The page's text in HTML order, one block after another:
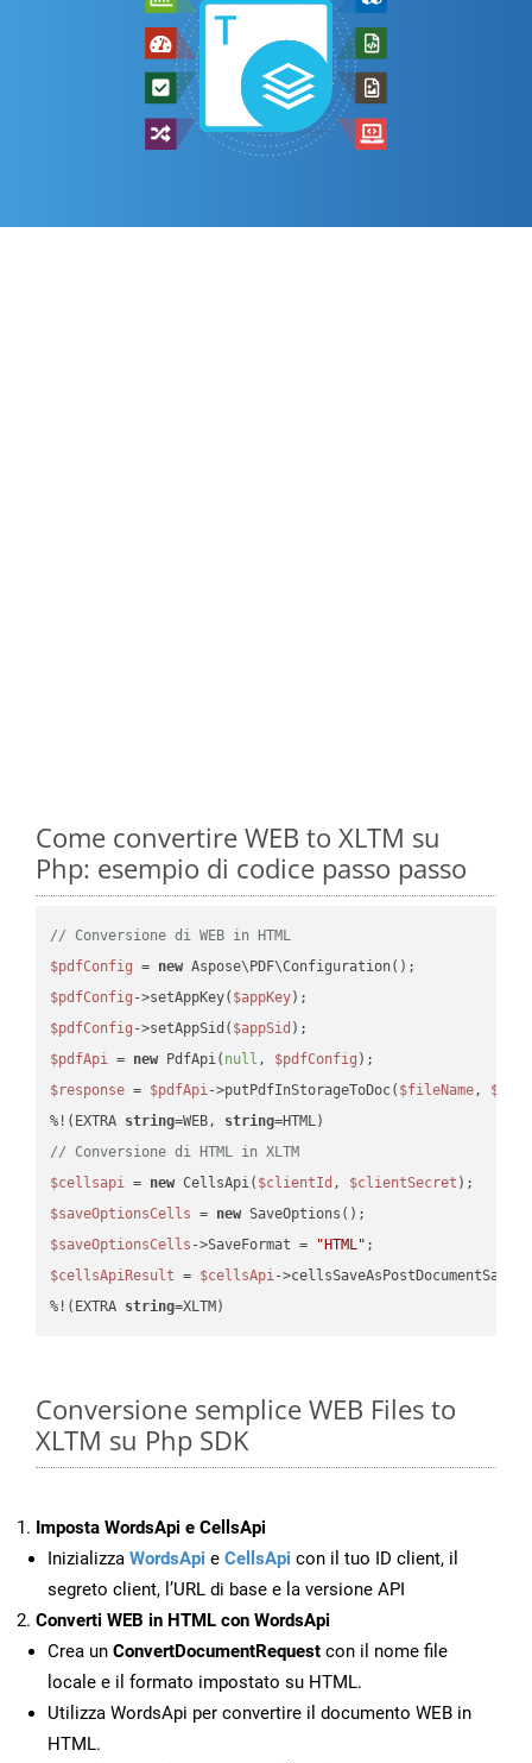
Come convertire WEB to XLTM su
Php: esempio di codice passo passo
// Conversione di WEB in HTML
$pdfConfig = new
$pdfConfig ->setAppKey( $appKey
$pdfConfig ->setAppSid( $appSid
$pdfApi = new PdfApi( null , $pdfConfig
$response = $pdfApi->putPdfInStorageToDoc( $fileName,
%!(EXTRA string=WEB, string
// Conversione di HTML in XLTM
$cellsapi = new CellsApi( $clientId , $clientSecret
$saveOptionsCells = new
$saveOptionsCells ->SaveFormat = "HTML"
$cellsApiResult = $cellsApi-
%!(EXTRA string=XLTM)
Conversione semplice WEB Files to
XLTM su Php SDK
Imposta WordsApi e CellsApi
Inizializza WordsApi e CellsApi con il tuo ID client, il
segreto client, l’URL di base e la versione API
Converti WEB in HTML con WordsApi
Crea un ConvertDocumentRequest con il nome file
locale e il formato impostato su HTML.
Utilizza WordsApi per convertire il documento WEB in
HTML.